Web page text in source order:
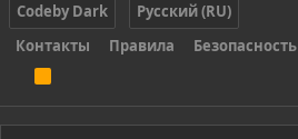
Codeby Dark
Русский (RU)
Контакты
Правила Безопасность
S